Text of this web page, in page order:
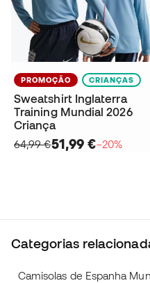
PROMOÇÃO CRIANÇAS
Sweatshirt Inglaterra
Training Mundial 2026
Criança
64,99 €51,99 €−20%
Categorias
Camisolas de Espanha